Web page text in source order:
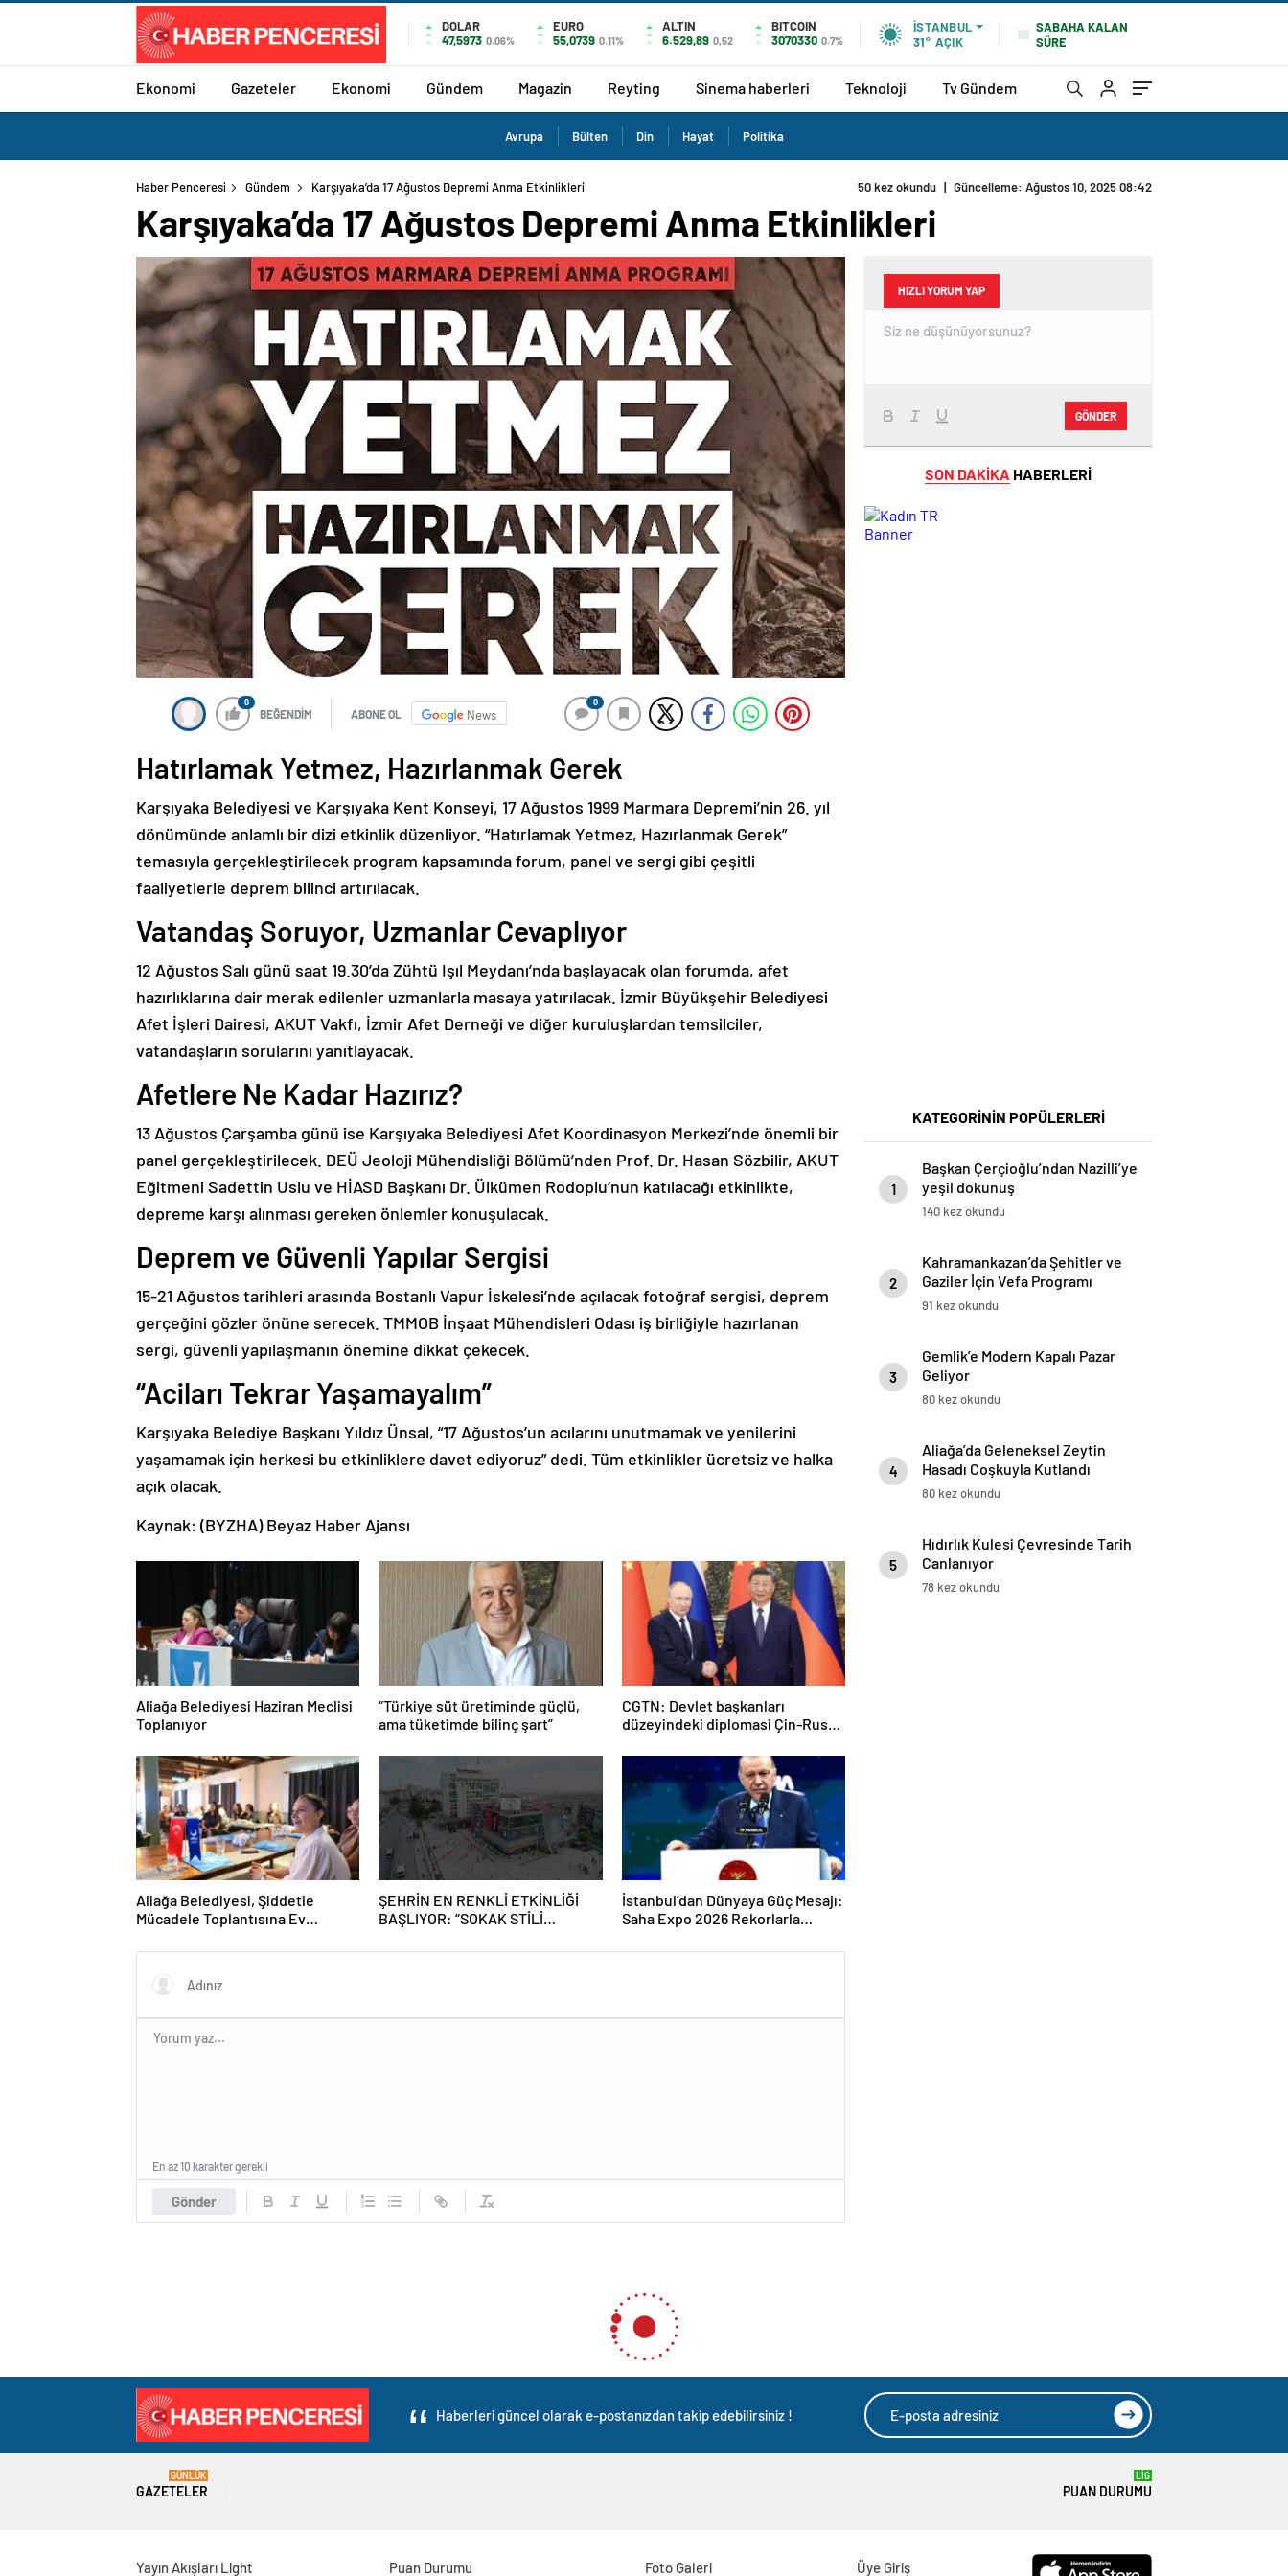
DOLAR
47,5973 0.06%
EURO
55,0739 0.11%
ALTIN
6.529,89 0,52
BITCOIN
3070330 0.7%
İSTANBUL
31° AÇIK
SABAHA KALAN
SÜRE
Ekonomi Gazeteler Ekonomi Gündem Magazin Reyting Sinema haberleri Teknoloji Tv Gündem
Avrupa Bülten Din Hayat Politika
Haber Penceresi Gündem Karşıyaka’da 17 Ağustos Depremi Anma Etkinlikleri 50 kez okundu | Güncelleme: Ağustos 10, 2025 08:42
Karşıyaka’da 17 Ağustos Depremi Anma Etkinlikleri
0
BEĞENDİM ABONE OL News
0
Hatırlamak Yetmez, Hazırlanmak Gerek
Karşıyaka Belediyesi ve Karşıyaka Kent Konseyi, 17 Ağustos 1999 Marmara Depremi’nin 26. yıl
dönümünde anlamlı bir dizi etkinlik düzenliyor. “Hatırlamak Yetmez, Hazırlanmak Gerek”
temasıyla gerçekleştirilecek program kapsamında forum, panel ve sergi gibi çeşitli
faaliyetlerle deprem bilinci artırılacak.
Vatandaş Soruyor, Uzmanlar Cevaplıyor
12 Ağustos Salı günü saat 19.30’da Zühtü Işıl Meydanı’nda başlayacak olan forumda, afet
hazırlıklarına dair merak edilenler uzmanlarla masaya yatırılacak. İzmir Büyükşehir Belediyesi
Afet İşleri Dairesi, AKUT Vakfı, İzmir Afet Derneği ve diğer kuruluşlardan temsilciler,
vatandaşların sorularını yanıtlayacak.
Afetlere Ne Kadar Hazırız?
13 Ağustos Çarşamba günü ise Karşıyaka Belediyesi Afet Koordinasyon Merkezi’nde önemli bir
panel gerçekleştirilecek. DEÜ Jeoloji Mühendisliği Bölümü’nden Prof. Dr. Hasan Sözbilir, AKUT
Eğitmeni Sadettin Uslu ve HİASD Başkanı Dr. Ülkümen Rodoplu’nun katılacağı etkinlikte,
depreme karşı alınması gereken önlemler konuşulacak.
Deprem ve Güvenli Yapılar Sergisi
15-21 Ağustos tarihleri arasında Bostanlı Vapur İskelesi’nde açılacak fotoğraf sergisi, deprem
gerçeğini gözler önüne serecek. TMMOB İnşaat Mühendisleri Odası iş birliğiyle hazırlanan
sergi, güvenli yapılaşmanın önemine dikkat çekecek.
“Aciları Tekrar Yaşamayalım”
Karşıyaka Belediye Başkanı Yıldız Ünsal, “17 Ağustos’un acılarını unutmamak ve yenilerini
yaşamamak için herkesi bu etkinliklere davet ediyoruz” dedi. Tüm etkinlikler ücretsiz ve halka
açık olacak.
Kaynak: (BYZHA) Beyaz Haber Ajansı
Aliağa Belediyesi Haziran Meclisi
Toplanıyor
“Türkiye süt üretiminde güçlü,
ama tüketimde bilinç şart”
CGTN: Devlet başkanları
düzeyindeki diplomasi Çin-Rusya
güçlendiriyor
Aliağa Belediyesi, Şiddetle
Mücadele Toplantısına Ev
ŞEHRİN EN RENKLİ ETKİNLİĞİ
BAŞLIYOR: “SOKAK STİLİ
GAZİOSMANPAŞA’DA YAŞANACAK
İstanbul’dan Dünyaya Güç Mesajı:
Saha Expo 2026 Rekorlarla
Gönder
En az 10 karakter gerekli
HIZLI YORUM YAP
GÖNDER
SON DAKİKA HABERLERİ
KATEGORİNİN POPÜLERLERİ
1
Başkan Çerçioğlu’ndan Nazilli’ye
yeşil dokunuş
140 kez okundu
2
Kahramankazan’da Şehitler ve
Gaziler İçin Vefa Programı
91 kez okundu
3
Gemlik’e Modern Kapalı Pazar
Geliyor
80 kez okundu
4
Aliağa’da Geleneksel Zeytin
Hasadı Coşkuyla Kutlandı
80 kez okundu
5
Hıdırlık Kulesi Çevresinde Tarih
Canlanıyor
78 kez okundu
Haberleri güncel olarak e-postanızdan takip edebilirsiniz !
GAZETELER
GÜNLÜK
PUAN DURUMU
LİG
Yayın Akışları Light Puan Durumu Foto Galeri Üye Giriş